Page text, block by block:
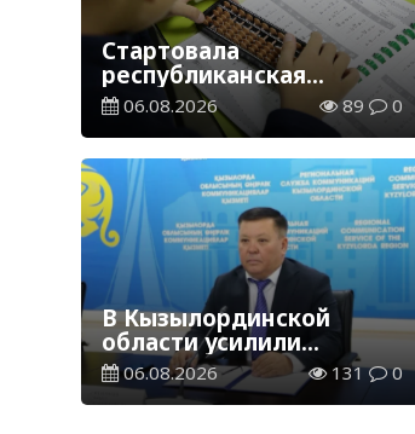
Стартовала
республиканская
благотворительная
акция «Дорога в школу»
06.08.2026 89 0
В Кызылординской
области усилили
контроль за финансовой
дисциплиной
06.08.2026 131 0